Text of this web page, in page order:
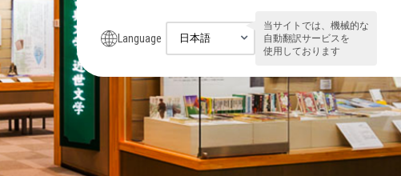
Language
当サイトでは、機械的な
自動翻訳サービスを
使用しております